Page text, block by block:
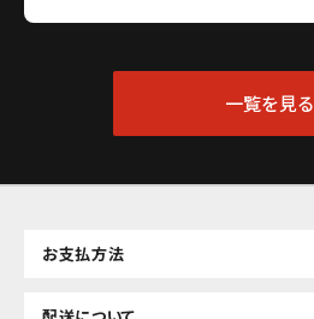
一覧を見る
お支払方法